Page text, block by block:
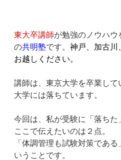
東大卒講師が勉強のノウハ
の共明塾です。神戸、加古川
お越しください。
講師は、東京大学を卒業し
大学には落ちています。
今回は、私が受験に「落ちた
ここで伝えたいのは２点。
「体調管理も試験対策であ
いうことです。